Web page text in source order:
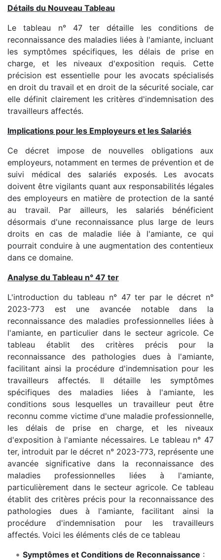
Détails du Nouveau Tableau
Le tableau n° 47 ter détaille les conditions de
reconnaissance des maladies liées à l'amiante, incluant
les symptômes spécifiques, les délais de prise en
charge, et les niveaux d'exposition requis. Cette
précision est essentielle pour les avocats spécialisés
en droit du travail et en droit de la sécurité sociale, car
elle définit clairement les critères d'indemnisation des
travailleurs affectés.
Implications pour les Employeurs et les Salariés
Ce décret impose de nouvelles obligations aux
employeurs, notamment en termes de prévention et de
suivi médical des salariés exposés. Les avocats
doivent être vigilants quant aux responsabilités légales
des employeurs en matière de protection de la santé
au travail. Par ailleurs, les salariés bénéficient
désormais d'une reconnaissance plus large de leurs
droits en cas de maladie liée à l'amiante, ce qui
pourrait conduire à une augmentation des contentieux
dans ce domaine.
Analyse du Tableau n° 47 ter
L'introduction du tableau n° 47 ter par le décret n°
2023-773 est une avancée notable dans la
reconnaissance des maladies professionnelles liées à
l'amiante, en particulier dans le secteur agricole. Ce
tableau établit des critères précis pour la
reconnaissance des pathologies dues à l'amiante,
facilitant ainsi la procédure d'indemnisation pour les
travailleurs affectés. Il détaille les symptômes
spécifiques des maladies liées à l'amiante, les
conditions sous lesquelles un travailleur peut être
reconnu comme victime d'une maladie professionnelle,
les délais de prise en charge, et les niveaux
d'exposition à l'amiante nécessaires. Le tableau n° 47
ter, introduit par le décret n° 2023-773, représente une
avancée significative dans la reconnaissance des
maladies professionnelles liées à l'amiante,
particulièrement dans le secteur agricole. Ce tableau
établit des critères précis pour la reconnaissance des
pathologies dues à l'amiante, facilitant ainsi la
procédure d'indemnisation pour les travailleurs
affectés. Voici les éléments clés de ce tableau
Symptômes et Conditions de Reconnaissance :